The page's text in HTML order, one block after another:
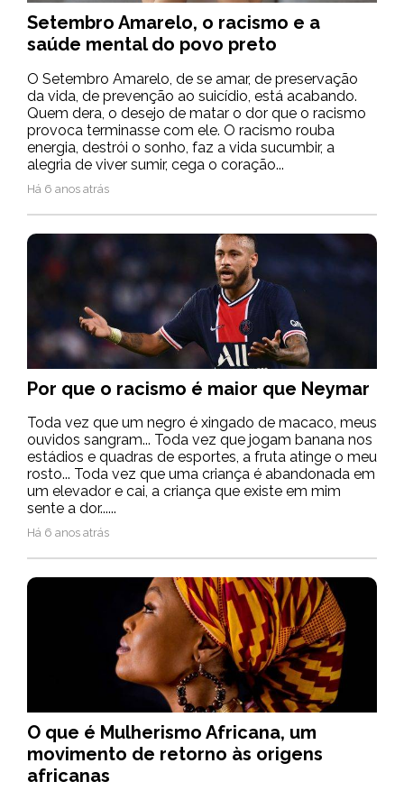
Setembro Amarelo, o racismo e a
saúde mental do povo preto
O Setembro Amarelo, de se amar, de preservação
da vida, de prevenção ao suicídio, está acabando.
Quem dera, o desejo de matar o dor que o racismo
provoca terminasse com ele. O racismo rouba
energia, destrói o sonho, faz a vida sucumbir, a
alegria de viver sumir, cega o coração...
Há 6 anos atrás
Por que o racismo é maior que Neymar
Toda vez que um negro é xingado de macaco, meus
ouvidos sangram... Toda vez que jogam banana nos
estádios e quadras de esportes, a fruta atinge o meu
rosto... Toda vez que uma criança é abandonada em
um elevador e cai, a criança que existe em mim
sente a dor......
Há 6 anos atrás
O que é Mulherismo Africana, um
movimento de retorno às origens
africanas